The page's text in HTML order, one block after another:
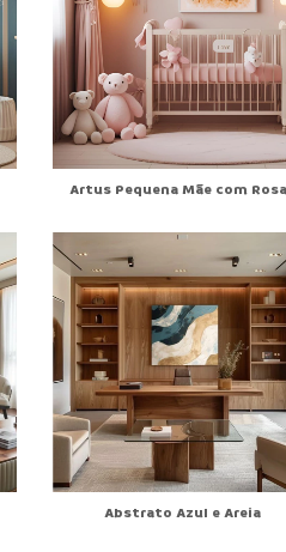
Artus Pequena Mãe com
Abstrato Azul e Areia